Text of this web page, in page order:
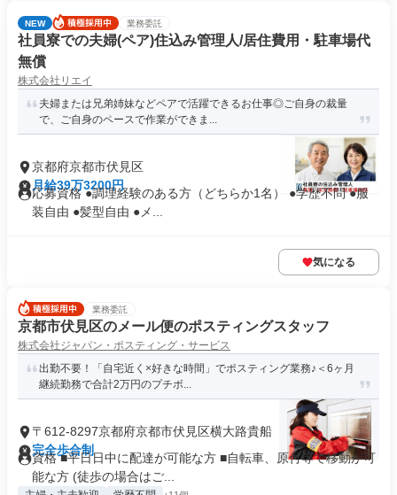
NEW 業務委託
社員寮での夫婦(ペア)住込み管理人/居住費用・駐車場代
無償
株式会社リエイ
夫婦または兄弟姉妹などペアで活躍できるお仕事◎ご自身の裁量
で、ご自身のペースで作業ができま...
京都府京都市伏見区
月給39万3200円
応募資格 ●調理経験のある方（どちらか1名） ●学歴不問 ●服
装自由 ●髪型自由 ●メ...
気になる
業務委託
京都市伏見区のメール便のポスティングスタッフ
株式会社ジャパン・ポスティング・サービス
出勤不要！「自宅近く×好きな時間」でポスティング業務♪＜6ヶ月
継続勤務で合計2万円のプチボ...
〒612-8297京都府京都市伏見区横大路貴船
完全歩合制
資格 ■平日日中に配達が可能な方 ■自転車、原付等で移動が可
能な方 (徒歩の場合はご...